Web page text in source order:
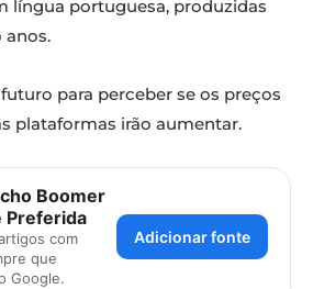
língua portuguesa, produzidas
anos.
para perceber se os preços
plataformas irão aumentar.
Boomer
Preferida
com
que
Google.
Adicionar fonte